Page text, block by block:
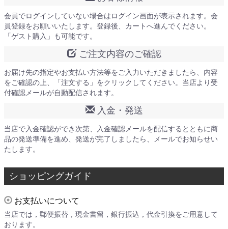
会員でログインしていない場合はログイン画面が表示されます。会
員登録をお願いいたします。登録後、カートへ進んでください。
「ゲスト購入」も可能です。
ご注文内容のご確認
お届け先の指定やお支払い方法等をご入力いただきましたら、内容
をご確認の上、「注文する」をクリックしてください。当店より受
付確認メールが自動配信されます。
入金・発送
当店で入金確認ができ次第、入金確認メールを配信するとともに商
品の発送準備を進め、発送が完了しましたら、メールでお知らせい
たします。
ショッピングガイド
お支払いについて
当店では，郵便振替，現金書留，銀行振込，代金引換をご用意して
おります。